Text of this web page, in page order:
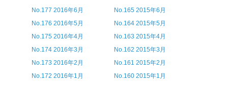
No.177 2016年6月
No.176 2016年5月
No.175 2016年4月
No.174 2016年3月
No.173 2016年2月
No.172 2016年1月
No.165 2015年6月
No.164 2015年5月
No.163 2015年4月
No.162 2015年3月
No.161 2015年2月
No.160 2015年1月